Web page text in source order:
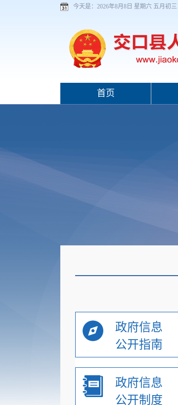
今天是： 2026年8月8日 星期六 五月初三
首页
政府信息
公开指南
政府信息
公开制度